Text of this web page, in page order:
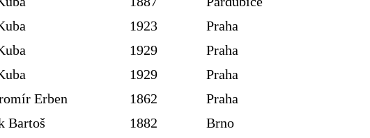
1923
Praha
1929
Praha
1929
Praha
Erben 1862
Praha
Bartoš 1882
Brno